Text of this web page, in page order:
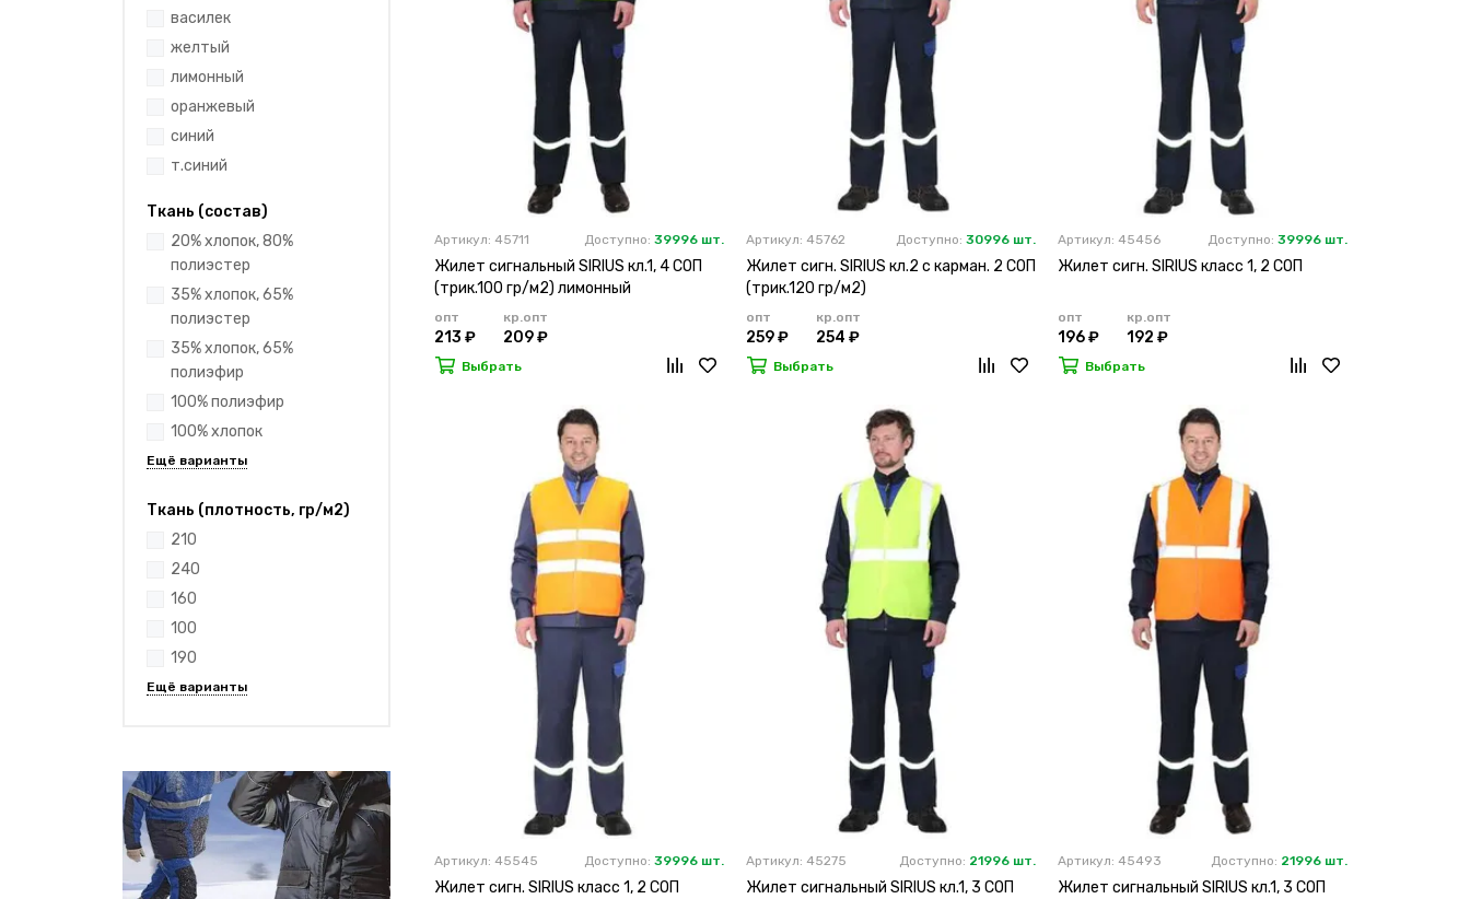
василек
желтый
лимонный
оранжевый
синий
т.синий
Ткань (состав)
20% хлопок, 80%
полиэстер
35% хлопок, 65%
полиэстер
35% хлопок, 65%
полиэфир
100% полиэфир
100% хлопок
Ткань (плотность, гр/м2)
210
240
160
100
190
Артикул: 45711 Доступно: 39996 шт.
Жилет сигнальный SIRIUS кл.1, 4 СОП
(трик.100 гр/м2) лимонный
опт
213 ₽
кр.опт
209 ₽
Выбрать
Артикул: 45762 Доступно: 30996 шт.
Жилет сигн. SIRIUS кл.2 с карман. 2 СОП
(трик.120 гр/м2)
опт
259 ₽
кр.опт
254 ₽
Выбрать
Артикул: 45456 Доступно: 39996 шт.
Жилет сигн. SIRIUS класс 1, 2 СОП
опт
196 ₽
кр.опт
192 ₽
Выбрать
Артикул: 45545 Доступно: 39996 шт.
Жилет сигн. SIRIUS класс 1, 2 СОП
Артикул: 45275 Доступно: 21996 шт.
Жилет сигнальный SIRIUS кл.1, 3 СОП
Артикул: 45493 Доступно: 21996 шт.
Жилет сигнальный SIRIUS кл.1, 3 СОП